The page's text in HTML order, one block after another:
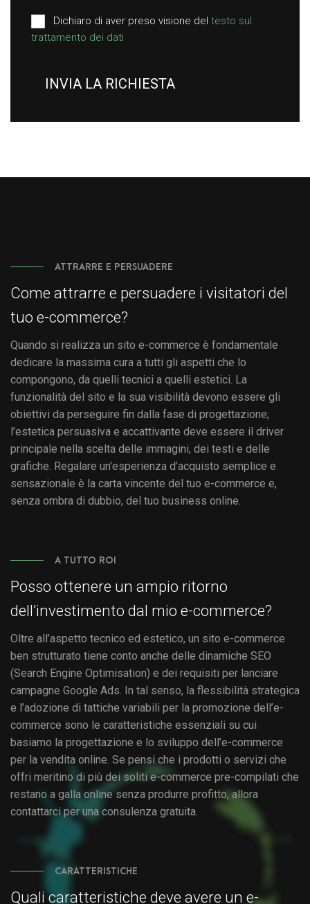
Dichiaro di aver preso visione del testo sul
trattamento dei dati
INVIA LA RICHIESTA
ATTRARRE E PERSUADERE
Come attrarre e persuadere i visitatori del
tuo e-commerce?
Quando si realizza un sito e-commerce è fondamentale
dedicare la massima cura a tutti gli aspetti che lo
compongono, da quelli tecnici a quelli estetici. La
funzionalità del sito e la sua visibilità devono essere gli
obiettivi da perseguire fin dalla fase di progettazione;
l’estetica persuasiva e accattivante deve essere il driver
principale nella scelta delle immagini, dei testi e delle
grafiche. Regalare un’esperienza d’acquisto semplice e
sensazionale è la carta vincente del tuo e-commerce e,
senza ombra di dubbio, del tuo business online.
A TUTTO ROI
Posso ottenere un ampio ritorno
dell’investimento dal mio e-commerce?
Oltre all’aspetto tecnico ed estetico, un sito e-commerce
ben strutturato tiene conto anche delle dinamiche SEO
(Search Engine Optimisation) e dei requisiti per lanciare
campagne Google Ads. In tal senso, la flessibilità strategica
e l’adozione di tattiche variabili per la promozione dell’e-
commerce sono le caratteristiche essenziali su cui
basiamo la progettazione e lo sviluppo dell’e-commerce
per la vendita online. Se pensi che i prodotti o servizi che
offri meritino di più dei soliti e-commerce pre-compilati che
restano a galla online senza produrre profitto, allora
contattarci per una consulenza gratuita.
CARATTERISTICHE
Quali caratteristiche deve avere un e-